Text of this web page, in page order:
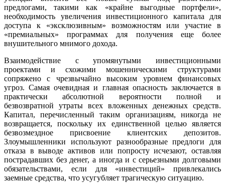
предлогами, такими как «крайне выгодные портфели»,
необходимость увеличения инвестиционного капитала для
доступа к «эксклюзивным» возможностям или участие в
«премиальных» программах для получения еще более
внушительного мнимого дохода.
Взаимодействие с упомянутыми инвестиционными
проектами и схожими мошенническими структурами
сопряжено с чрезвычайно высоким уровнем финансовых
угроз. Самая очевидная и главная опасность заключается в
практически абсолютной вероятности полной и
безвозвратной утраты всех вложенных денежных средств.
Капитал, перечисленный таким организациям, никогда не
возвращается, поскольку их единственной целью является
безвозмездное присвоение клиентских депозитов.
Злоумышленники используют разнообразные предлоги для
отказа в выводе активов или попросту исчезают, оставляя
пострадавших без денег, а иногда и с серьезными долговыми
обязательствами, если для «инвестиций» привлекались
заемные средства, что усугубляет трагическую ситуацию.